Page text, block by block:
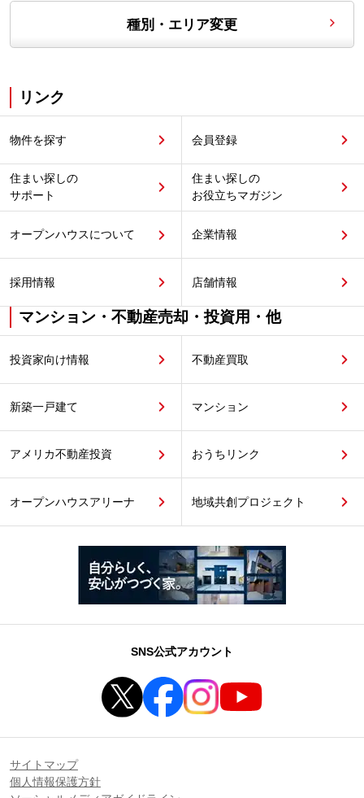
種別・エリア変更
リンク
物件を探す 会員登録
住まい探しの
サポート
住まい探しの
お役立ちマガジン
オープンハウスについて 企業情報
採用情報 店舗情報
マンション・不動産売却・投資用・他
投資家向け情報 不動産買取
新築一戸建て マンション
アメリカ不動産投資 おうちリンク
オープンハウスアリーナ 地域共創プロジェクト
SNS公式アカウント
サイトマップ
個人情報保護方針